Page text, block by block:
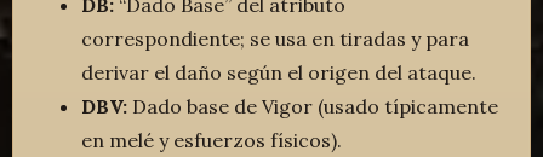
correspondiente; se usa en tiradas y para
derivar el daño según el origen del ataque.
DBV: Dado base de Vigor (usado típicamente
en melé y esfuerzos físicos).